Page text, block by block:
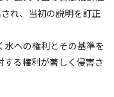
れ、当初の説明を訂正
水への権利とその基準を
る権利が著しく侵害さ